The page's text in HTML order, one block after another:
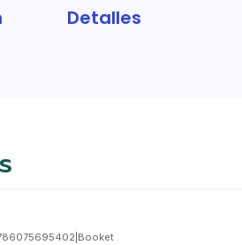
Detalles
Booket